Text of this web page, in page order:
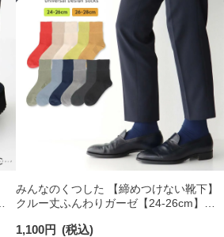
みんなのくつした 【締めつけない靴下】
クルー丈ふんわりガーゼ【24-26cm】
コットン 02422415
1,100円 (税込)